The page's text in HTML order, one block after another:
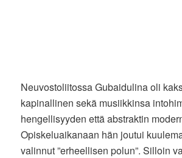
Neuvostoliitossa Gubaidulina oli
kapinallinen sekä musiikkinsa
hengellisyyden että abstraktin
Opiskeluaikanaan hän joutui
valinnut ”erheellisen polun”. Silloin